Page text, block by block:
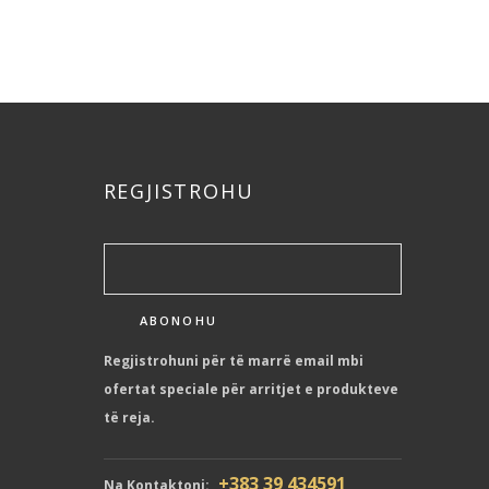
REGJISTROHU
Regjistrohuni për të marrë email mbi
ofertat speciale për arritjet e produkteve
të reja.
Na Kontaktoni: +383 39 434591